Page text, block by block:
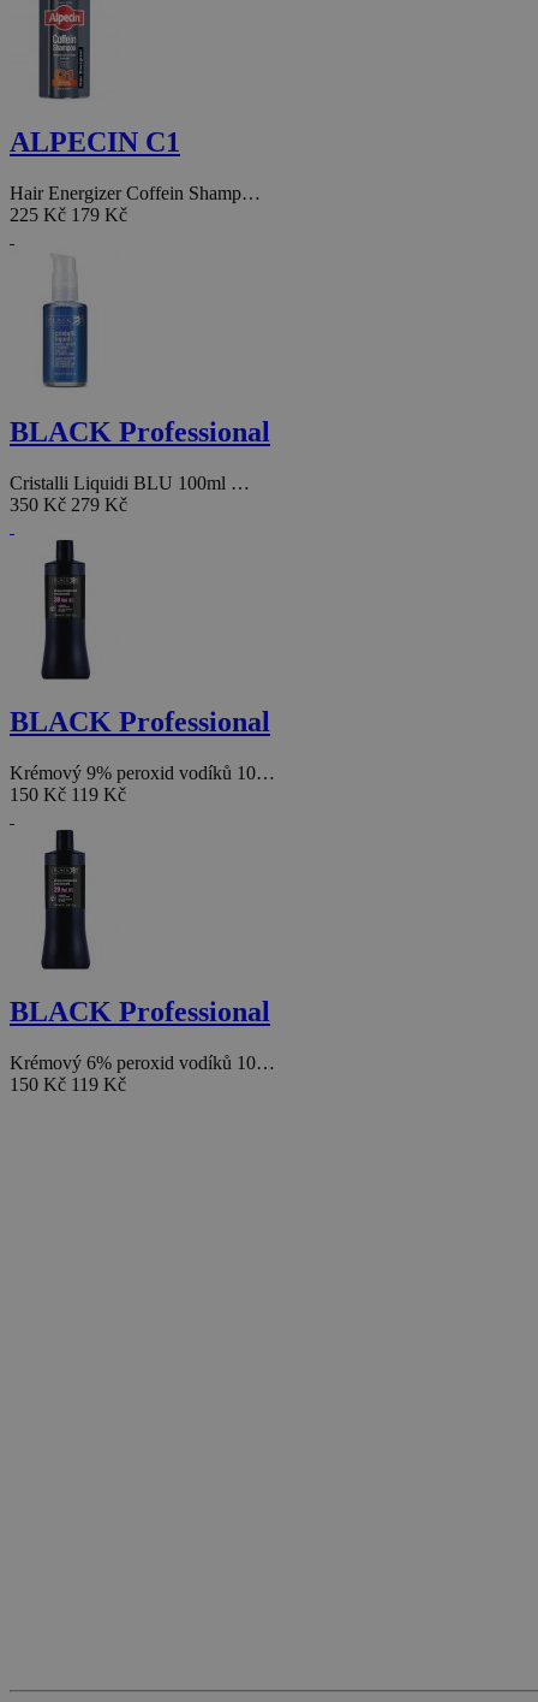
ALPECIN C1
Hair Energizer Coffein Shamp…
225 Kč 179 Kč
BLACK Professional
Cristalli Liquidi BLU 100ml …
350 Kč 279 Kč
BLACK Professional
Krémový 9% peroxid vodíků 10…
150 Kč 119 Kč
BLACK Professional
Krémový 6% peroxid vodíků 10…
150 Kč 119 Kč